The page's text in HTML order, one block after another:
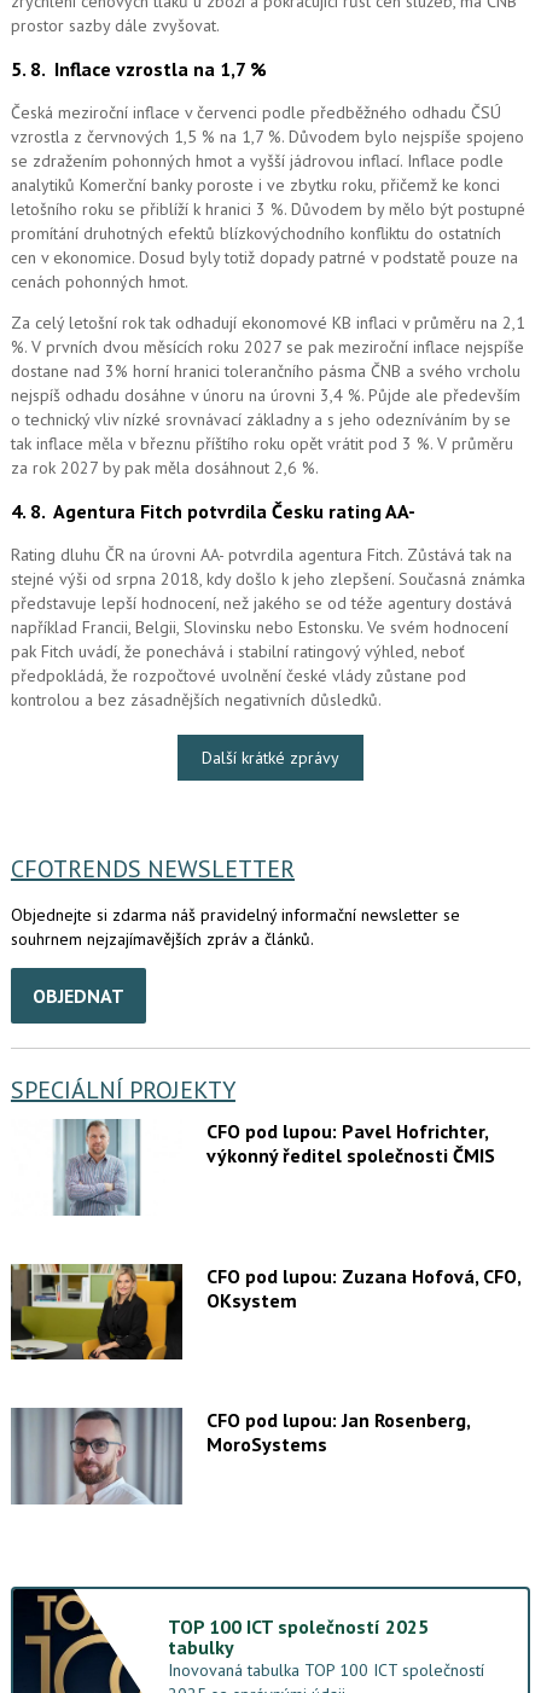
prostor sazby dále zvyšovat.
5. 8. Inflace vzrostla na 1,7 %
Česká meziroční inflace v červenci podle předběžného odhadu ČSÚ
vzrostla z červnových 1,5 % na 1,7 %. Důvodem bylo nejspíše spojeno
se zdražením pohonných hmot a vyšší jádrovou inflací. Inflace podle
analytiků Komerční banky poroste i ve zbytku roku, přičemž ke konci
letošního roku se přiblíží k hranici 3 %. Důvodem by mělo být postupné
promítání druhotných efektů blízkovýchodního konfliktu do ostatních
cen v ekonomice. Dosud byly totiž dopady patrné v podstatě pouze na
cenách pohonných hmot.
Za celý letošní rok tak odhadují ekonomové KB inflaci v průměru na 2,1
%. V prvních dvou měsících roku 2027 se pak meziroční inflace nejspíše
dostane nad 3% horní hranici tolerančního pásma ČNB a svého vrcholu
nejspíš odhadu dosáhne v únoru na úrovni 3,4 %. Půjde ale především
o technický vliv nízké srovnávací základny a s jeho odezníváním by se
tak inflace měla v březnu příštího roku opět vrátit pod 3 %. V průměru
za rok 2027 by pak měla dosáhnout 2,6 %.
4. 8. Agentura Fitch potvrdila Česku rating AA-
Rating dluhu ČR na úrovni AA- potvrdila agentura Fitch. Zůstává tak na
stejné výši od srpna 2018, kdy došlo k jeho zlepšení. Současná známka
představuje lepší hodnocení, než jakého se od téže agentury dostává
například Francii, Belgii, Slovinsku nebo Estonsku. Ve svém hodnocení
pak Fitch uvádí, že ponechává i stabilní ratingový výhled, neboť
předpokládá, že rozpočtové uvolnění české vlády zůstane pod
kontrolou a bez zásadnějších negativních důsledků.
Další krátké zprávy
CFOTRENDS NEWSLETTER
Objednejte si zdarma náš pravidelný informační newsletter se
souhrnem nejzajímavějších zpráv a článků.
OBJEDNAT
SPECIÁLNÍ PROJEKTY
CFO pod lupou: Pavel Hofrichter,
výkonný ředitel společnosti ČMIS
CFO pod lupou: Zuzana Hofová, CFO,
OKsystem
CFO pod lupou: Jan Rosenberg,
MoroSystems
TOP 100 ICT společností 2025
tabulky
Inovovaná tabulka TOP 100 ICT společností